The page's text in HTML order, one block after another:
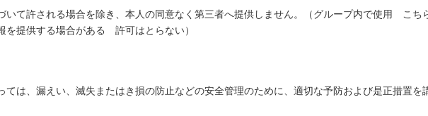
いて許される場合を除き、本人の同意なく第三者へ提供しません。（グループ内で使用 こち
を提供する場合がある 許可はとらない）
ては、漏えい、滅失またはき損の防止などの安全管理のために、適切な予防および是正措置を